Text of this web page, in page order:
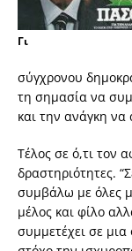
Γι
σύγχρονου
τη σημασία να
και την ανάγκη να
Τέλος σε ό,τι τον
δραστηριότητες.
συμβάλω με όλες
μέλος και φίλο
συμμετέχει σε μια